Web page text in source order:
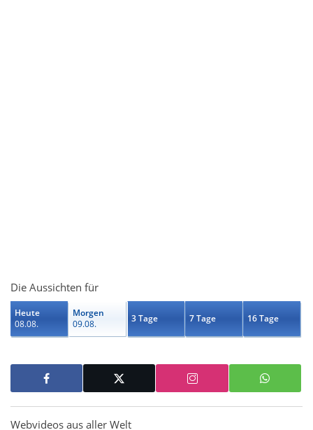
Die Aussichten für
Heute
08.08.
Morgen
09.08.
3 Tage 7 Tage 16 Tage
Webvideos aus aller Welt